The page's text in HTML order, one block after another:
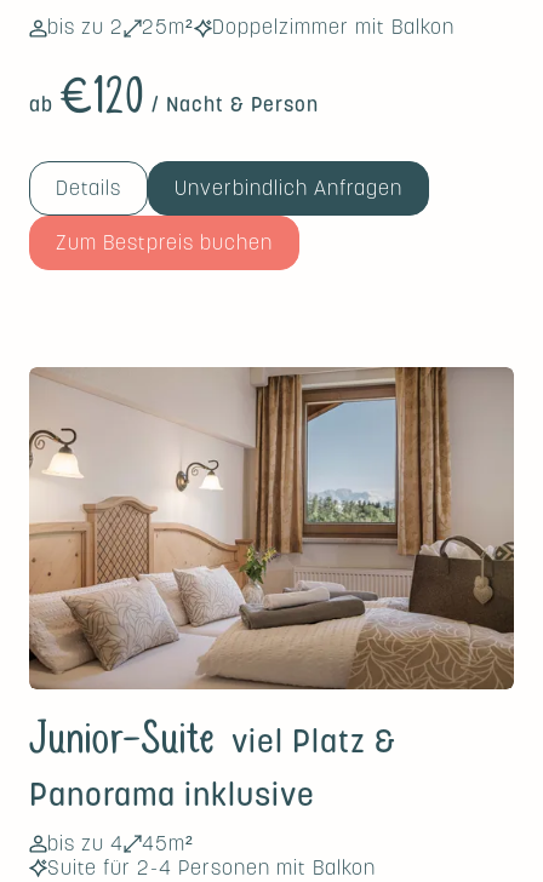
bis zu 2 25m² Doppelzimmer mit Balkon
ab €120 / Nacht & Person
Details Unverbindlich Anfragen
Zum Bestpreis buchen
Junior-Suite viel Platz &
Panorama inklusive
bis zu 4
45m²
Suite für 2-4 Personen mit Balkon